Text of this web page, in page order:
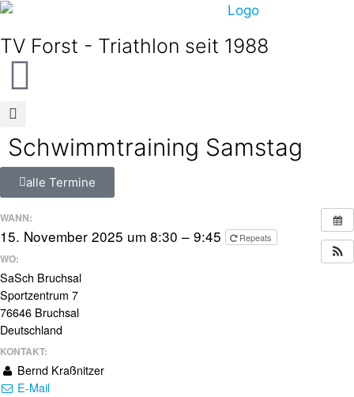
TV Forst - Triathlon seit 1988
Schwimmtraining Samstag
alle Termine
WANN:
15. November 2025 um 8:30 – 9:45 Repeats
WO:
SaSch Bruchsal
Sportzentrum 7
76646 Bruchsal
Deutschland
KONTAKT:
Bernd Kraßnitzer
E-Mail